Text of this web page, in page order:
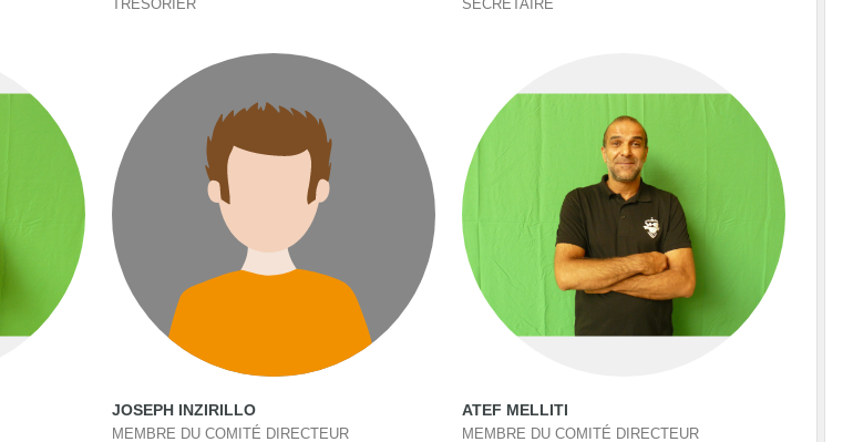
TRÉSORIER SECRÉTAIRE
JOSEPH INZIRILLO
MEMBRE DU COMITÉ DIRECTEUR
ATEF MELLITI
MEMBRE DU COMITÉ DIRECTEUR